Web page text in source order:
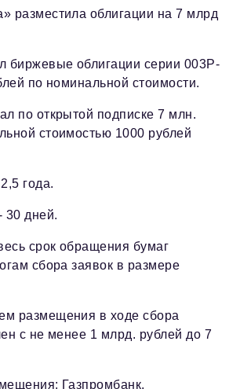
разместила облигации на 7 млрд
биржевые облигации серии 003P-
по номинальной стоимости.
по открытой подписке 7 млн.
стоимостью 1000 рублей
года.
30 дней.
срок обращения бумаг
сбора заявок в размере
размещения в ходе сбора
с не менее 1 млрд. рублей до 7
Газпромбанк,